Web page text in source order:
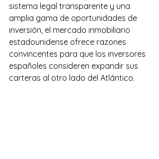
sistema legal transparente y una
amplia gama de oportunidades de
inversión, el mercado inmobiliario
estadounidense ofrece razones
convincentes para que los inversores
españoles consideren expandir sus
carteras al otro lado del Atlántico.